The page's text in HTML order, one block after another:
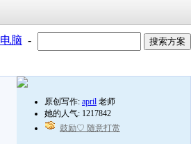
电脑 -
原创写作: april 老师
她的人气: 1217842
鼓励♡ 随意打赏